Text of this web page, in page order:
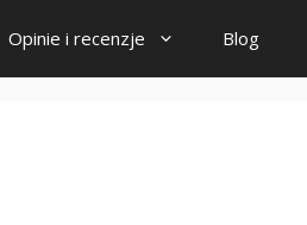
Opinie i recenzje Blog